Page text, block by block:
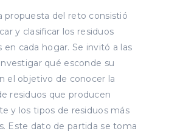
propuesta del reto consistió
y clasificar los residuos
en cada hogar. Se invitó a las
qué esconde su
el objetivo de conocer la
residuos que producen
y los tipos de residuos más
Este dato de partida se toma